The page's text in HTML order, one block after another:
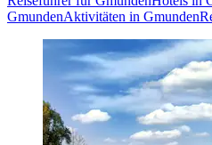
GmundenAktivitäten in Gmunden